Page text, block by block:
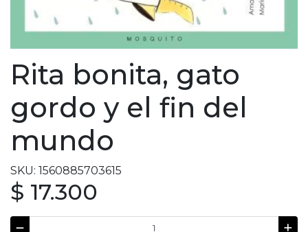
Rita bonita, gato
gordo y el fin del
mundo
SKU: 1560885703615
$ 17.300